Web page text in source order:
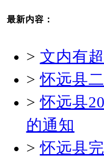
最新内容：
> 文内有
>怀远县
>怀远县
的通知
>怀远县